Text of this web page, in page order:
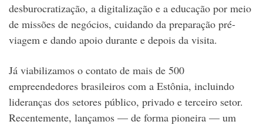
desburocratização, a digitalização e a educação por meio
de missões de negócios, cuidando da preparação pré-
viagem e dando apoio durante e depois da visita.
Já viabilizamos o contato de mais de 500
empreendedores brasileiros com a Estônia, incluindo
lideranças dos setores público, privado e terceiro setor.
Recentemente, lançamos — de forma pioneira — um